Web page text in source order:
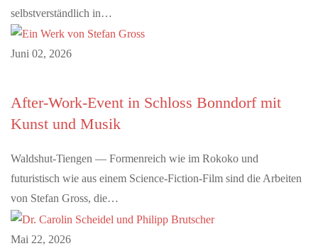
selbstverständlich in…
Juni 02, 2026
After-Work-Event in Schloss Bonndorf mit
Kunst und Musik
Waldshut-Tiengen — Formenreich wie im Rokoko und
futuristisch wie aus einem Science-Fiction-Film sind die Arbeiten
von Stefan Gross, die…
Mai 22, 2026